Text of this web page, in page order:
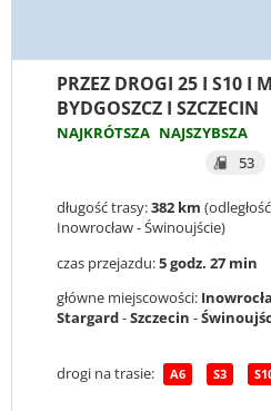
PRZEZ DROGI 25 I S10 I
BYDGOSZCZ I SZCZECIN
NAJKRÓTSZA NAJSZYBSZA
53
długość trasy:382 km
Inowrocław - Świnoujście)
czas przejazdu:5 godz. 27 min
główne miejscowości:
Stargard-Szczecin -
drogi na trasie: A6 S3